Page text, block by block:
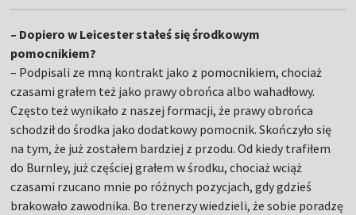
– Dopiero w Leicester stałeś się środkowym
pomocnikiem?
– Podpisali ze mną kontrakt jako z pomocnikiem, chociaż
czasami grałem też jako prawy obrońca albo wahadłowy.
Często też wynikało z naszej formacji, że prawy obrońca
schodził do środka jako dodatkowy pomocnik. Skończyło się
na tym, że już zostałem bardziej z przodu. Od kiedy trafiłem
do Burnley, już częściej grałem w środku, chociaż wciąż
czasami rzucano mnie po różnych pozycjach, gdy gdzieś
brakowało zawodnika. Bo trenerzy wiedzieli, że sobie poradzę